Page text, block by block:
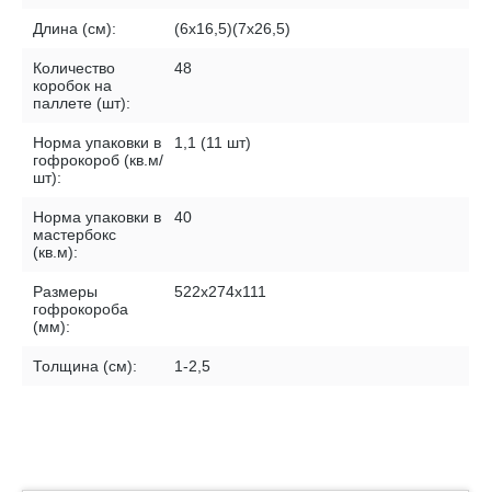
Длина (см): (6х16,5)(7х26,5)
Количество
коробок на
паллете (шт):
48
Норма упаковки в
гофрокороб (кв.м/
шт):
1,1 (11 шт)
Норма упаковки в
мастербокс
(кв.м):
40
Размеры
гофрокороба
(мм):
522х274х111
Толщина (см): 1-2,5